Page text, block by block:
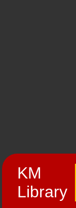
KM
Library